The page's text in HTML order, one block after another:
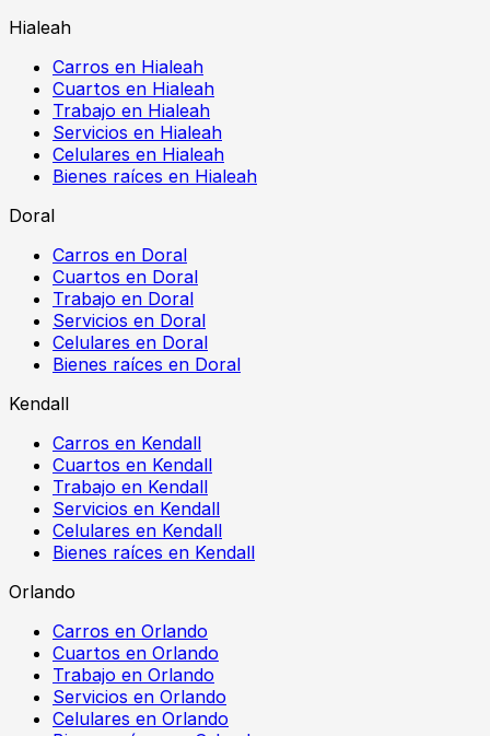
Hialeah
Carros en Hialeah
Cuartos en Hialeah
Trabajo en Hialeah
Servicios en Hialeah
Celulares en Hialeah
Bienes raíces en Hialeah
Doral
Carros en Doral
Cuartos en Doral
Trabajo en Doral
Servicios en Doral
Celulares en Doral
Bienes raíces en Doral
Kendall
Carros en Kendall
Cuartos en Kendall
Trabajo en Kendall
Servicios en Kendall
Celulares en Kendall
Bienes raíces en Kendall
Orlando
Carros en Orlando
Cuartos en Orlando
Trabajo en Orlando
Servicios en Orlando
Celulares en Orlando